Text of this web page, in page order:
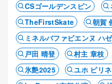
CSゴールデンスピン
TheFirstSkate
朝賀
ミネルバファビエンヌ ハゼ
戸田 晴登
村主 章枝
氷艶2025
ユホ ピリ